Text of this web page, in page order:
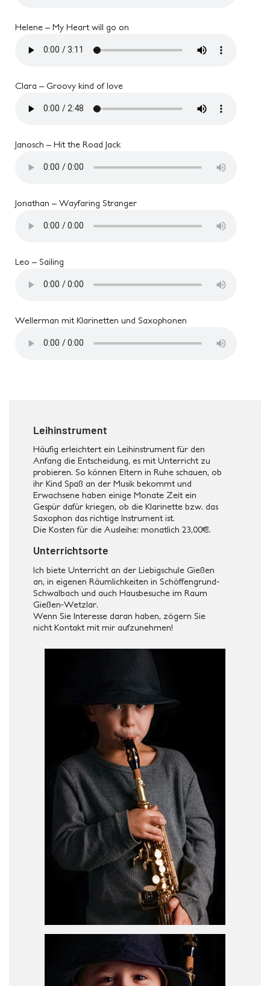
Helene – My Heart will go on
Clara – Groovy kind of love
Janosch – Hit the Road Jack
Jonathan – Wayfaring Stranger
Leo – Sailing
Wellerman mit Klarinetten und Saxophonen
Leihinstrument
Häufig erleichtert ein Leihinstrument für den
Anfang die Entscheidung, es mit Unterricht zu
probieren. So können Eltern in Ruhe schauen, ob
ihr Kind Spaß an der Musik bekommt und
Erwachsene haben einige Monate Zeit ein
Gespür dafür kriegen, ob die Klarinette bzw. das
Saxophon das richtige Instrument ist.
Die Kosten für die Ausleihe: monatlich 23,00€.
Unterrichtsorte
Ich biete Unterricht an der Liebigschule Gießen
an, in eigenen Räumlichkeiten in Schöffengrund-
Schwalbach und auch Hausbesuche im Raum
Gießen-Wetzlar.
Wenn Sie Interesse daran haben, zögern Sie
nicht Kontakt mit mir aufzunehmen!